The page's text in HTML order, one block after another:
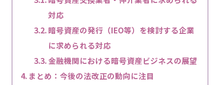
対応
暗号資産の発行（IEO等）を検討する企業
に求められる対応
金融機関における暗号資産ビジネスの展望
まとめ：今後の法改正の動向に注目